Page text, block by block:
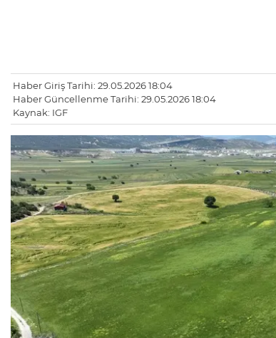
Haber Giriş Tarihi: 29.05.2026 18:04
Haber Güncellenme Tarihi: 29.05.2026 18:04
Kaynak: IGF